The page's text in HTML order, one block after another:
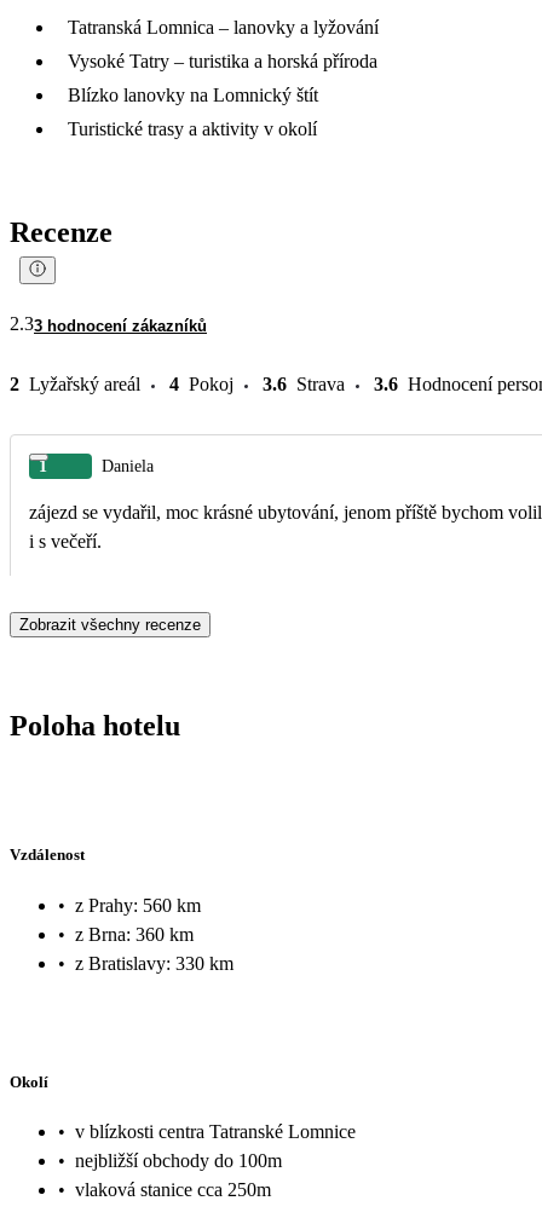
Tatranská Lomnica – lanovky a lyžování
Vysoké Tatry – turistika a horská příroda
Blízko lanovky na Lomnický štít
Turistické trasy a aktivity v okolí
Recenze
2.33 hodnocení zákazníků
2 Lyžařský areál 4 Pokoj 3.6 Strava 3.6 Hodnocení
1 Daniela
zájezd se vydařil, moc krásné ubytování, jenom příště bychom
i s večeří.
Zobrazit všechny recenze
Poloha hotelu
Vzdálenost
• z Prahy: 560 km
• z Brna: 360 km
• z Bratislavy: 330 km
Okolí
• v blízkosti centra Tatranské Lomnice
• nejbližší obchody do 100m
• vlaková stanice cca 250m